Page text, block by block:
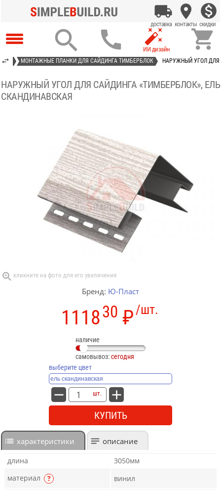
   
МОНТАЖНЫЕ ПЛАНКИ ДЛЯ САЙДИНГА ТИМБЕРБЛОК НАРУЖНЫЙ УГОЛ ДЛЯ
НАРУЖНЫЙ УГОЛ ДЛЯ САЙДИНГА «ТИМБЕРБЛОК», ЕЛЬ
СКАНДИНАВСКАЯ
Бренд: Ю-Пласт
/шт.
111830 ₽
наличие
самовывоз:сегодня
выберите цвет
шт.
КУПИТЬ
характеристики описание
длина
3050мм
материал
?
винил